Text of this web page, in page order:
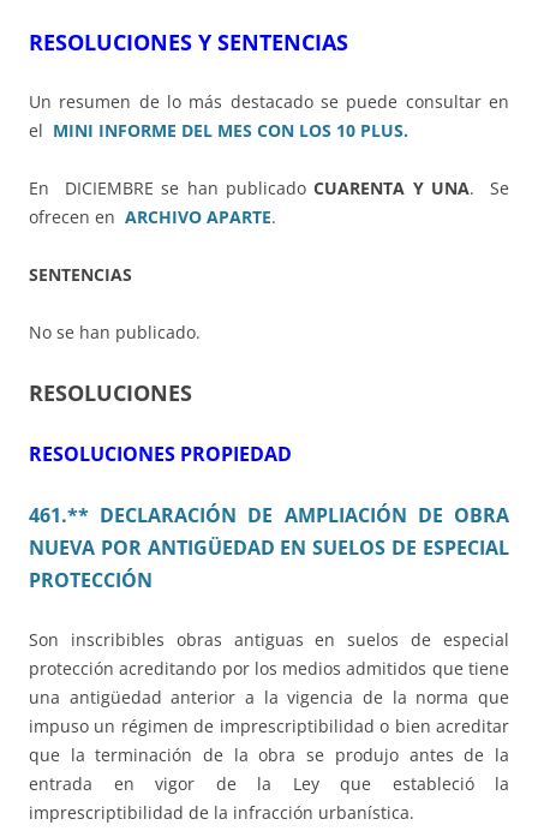
RESOLUCIONES Y SENTENCIAS
Un resumen de lo más destacado se puede consultar en
el MINI INFORME DEL MES CON LOS 10 PLUS.
En DICIEMBRE se han publicadoCUARENTA Y UNA. Se
ofrecen en ARCHIVO APARTE.
SENTENCIAS
No se han publicado.
RESOLUCIONES
RESOLUCIONES PROPIEDAD
461.** DECLARACIÓN DE AMPLIACIÓN DE OBRA
NUEVA POR ANTIGÜEDAD EN SUELOS DE ESPECIAL
PROTECCIÓN
Son inscribibles obras antiguas en suelos de especial
protección acreditando por los medios admitidos que tiene
una antigüedad anterior a la vigencia de la norma que
impuso un régimen de imprescriptibilidad o bien acreditar
que la terminación de la obra se produjo antes de la
entrada en vigor de la Ley que estableció la
imprescriptibilidad de la infracción urbanística.